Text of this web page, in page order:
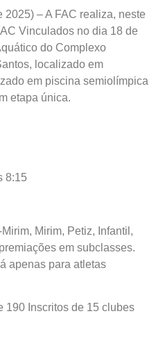
– A FAC realiza, neste
Vinculados no dia 18 de
do Complexo
localizado em
em piscina semiolímpica
etapa única.
8:15
Mirim, Petiz, Infantil,
em subclasses.
apenas para atletas
190 Inscritos de 15 clubes